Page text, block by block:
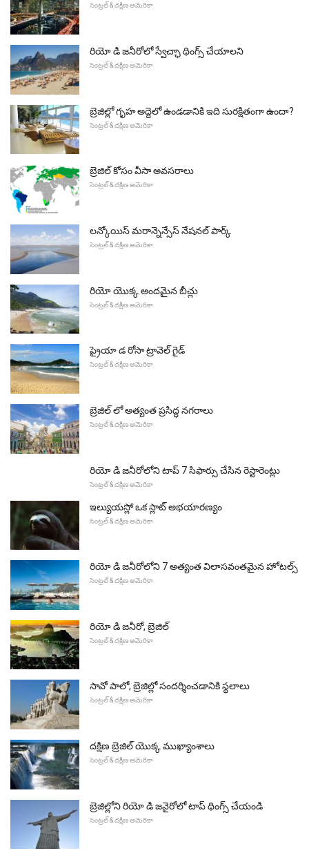
సెంట్రల్ & దక్షిణ అమెరికా
రియో డి జనీరోలో స్వేచ్ఛా థింగ్స్ చేయాలని
సెంట్రల్ & దక్షిణ అమెరికా
బ్రెజిల్లో గృహ అద్దెలో ఉండడానికి ఇది సురక్షితంగా ఉందా?
సెంట్రల్ & దక్షిణ అమెరికా
బ్రెజిల్ కోసం వీసా అవసరాలు
సెంట్రల్ & దక్షిణ అమెరికా
లన్కోయిస్ మరాన్నెన్సేస్ నేషనల్ పార్క్
సెంట్రల్ & దక్షిణ అమెరికా
రియో యొక్క అందమైన బీచ్లు
సెంట్రల్ & దక్షిణ అమెరికా
ప్రైయా డ రోసా ట్రావెల్ గైడ్
సెంట్రల్ & దక్షిణ అమెరికా
బ్రెజిల్ లో అత్యంత ప్రసిద్ధ నగరాలు
సెంట్రల్ & దక్షిణ అమెరికా
రియో డి జనీరోలోని టాప్ 7 సిఫార్సు చేసిన రెస్టారెంట్లు
సెంట్రల్ & దక్షిణ అమెరికా
ఇల్యుయస్లో ఒక స్లాట్ అభయారణ్యం
సెంట్రల్ & దక్షిణ అమెరికా
రియో డి జనీరోలోని 7 అత్యంత విలాసవంతమైన హోటల్స్
సెంట్రల్ & దక్షిణ అమెరికా
రియో డి జనీరో, బ్రెజిల్
సెంట్రల్ & దక్షిణ అమెరికా
సావో పాలో, బ్రెజిల్లో సందర్శించడానికి స్థలాలు
సెంట్రల్ & దక్షిణ అమెరికా
దక్షిణ బ్రెజిల్ యొక్క ముఖ్యాంశాలు
సెంట్రల్ & దక్షిణ అమెరికా
బ్రెజిల్లోని రియో ​​డి జనైరోలో టాప్ థింగ్స్ చేయండి
సెంట్రల్ & దక్షిణ అమెరికా